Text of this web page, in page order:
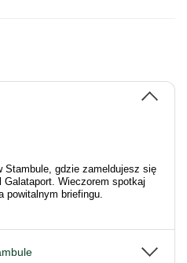
Stambule, gdzie zameldujesz się
Wieczorem spotkaj
powitalnym briefingu.